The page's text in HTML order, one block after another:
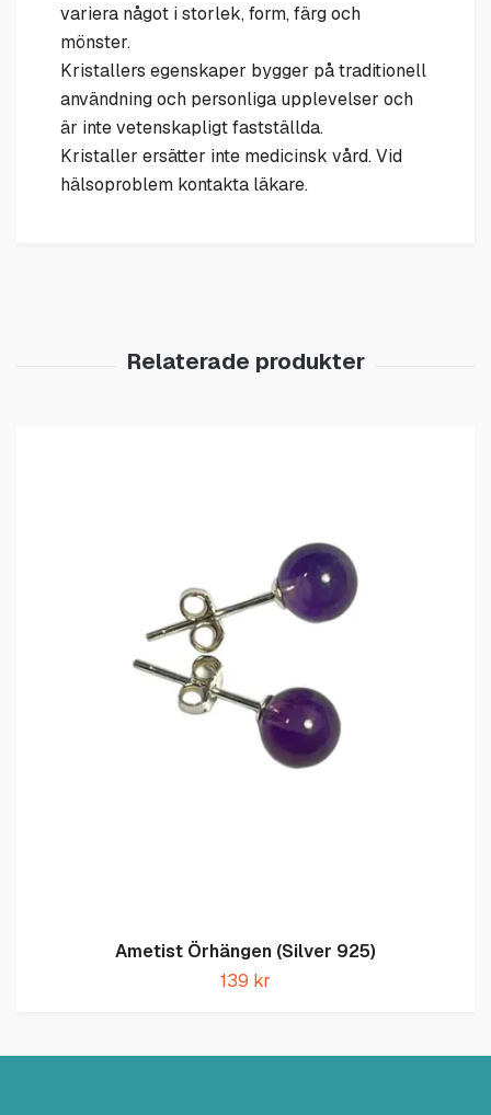
variera något i storlek, form, färg och
mönster.
Kristallers egenskaper bygger på traditionell
användning och personliga upplevelser och
är inte vetenskapligt fastställda.
Kristaller ersätter inte medicinsk vård. Vid
hälsoproblem kontakta läkare.
Ametist Örhängen (Silver 925)
139 kr